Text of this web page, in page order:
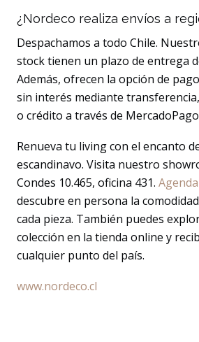
¿Nordeco realiza envíos a
Despachamos a todo Chile.
stock tienen un plazo de entrega
Además, ofrecen la opción de
sin interés mediante
o crédito a través de
Renueva tu living con el encanto
escandinavo. Visita nuestro
Condes 10.465, oficina 431.
descubre en persona la
cada pieza. También puedes
colección en la tienda online y
cualquier punto del país.
www.nordeco.cl